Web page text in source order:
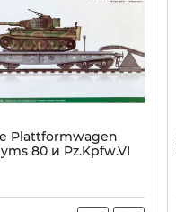
Plattformwagen
80 и Pz.Kpfw.VI
82934) 1/72